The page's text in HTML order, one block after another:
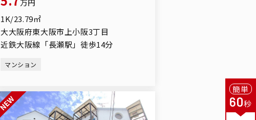
万円
1K/23.79㎡
大大阪府東大阪市上小阪3丁目
近鉄大阪線「長瀬駅」徒歩14分
マンション
簡単
60秒